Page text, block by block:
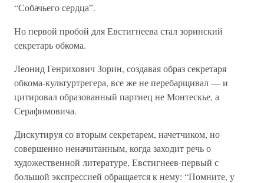
“Собачьего сердца”.
Но первой пробой для Евстигнеева стал зоринский
секретарь обкома.
Леонид Генрихович Зорин, создавая образ секретаря
обкома-культуртрегера, все же не перебарщивал — и
цитировал образованный партиец не Монтескье, а
Серафимовича.
Дискутируя со вторым секретарем, начетчиком, но
совершенно неначитанным, когда заходит речь о
художественной литературе, Евстигнеев-первый с
большой экспрессией обращается к нему: “Помните, у